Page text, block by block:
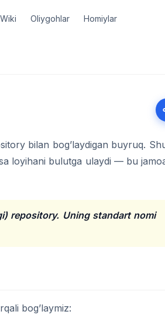
Wiki Oliygohlar Homiylar
bilan bog’laydigan buyruq.
loyihani bulutga ulaydi — bu
repository. Uning standart nomi
bog’laymiz: